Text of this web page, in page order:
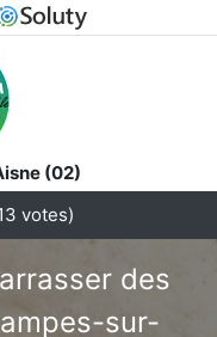
(02)
votes)
des
sur-